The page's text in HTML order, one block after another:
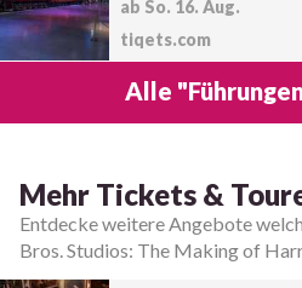
ab So. 16. Aug.
tiqets.com
Alle
Mehr Tickets &
Entdecke weitere Angebote
Bros. Studios: The Making of